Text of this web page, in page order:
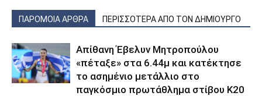
ΠΑΡΟΜΟΙΑ ΑΡΘΡΑ ΠΕΡΙΣΣΟΤΕΡΑ ΑΠΟ ΤΟΝ ΔΗΜΙΟΥΡΓΟ
Απίθανη Έβελυν Μητροπούλου
«πέταξε» στα 6.44μ και κατέκτησε
το ασημένιο μετάλλιο στο
παγκόσμιο πρωτάθλημα στίβου Κ20